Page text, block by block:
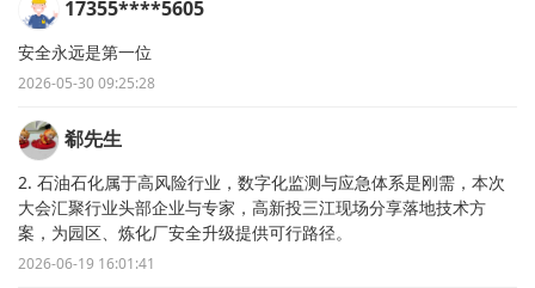
17355****5605
安全永远是第一位
2026-05-30 09:25:28
郗先生
2. 石油石化属于高风险行业，数字化监测与应急体系是刚需，本次
大会汇聚行业头部企业与专家，高新投三江现场分享落地技术方
案，为园区、炼化厂安全升级提供可行路径。
2026-06-19 16:01:41